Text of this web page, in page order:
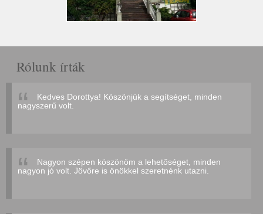
Rólunk írták
Kedves Dorottya! Köszönjük a segítséget, minden
nagyszerű volt.
Nagyon szépen köszönöm a lehetőséget, minden
nagyon jó volt. Jövőre is önökkel szeretnénk utazni.